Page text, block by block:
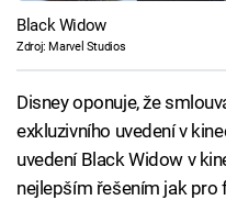
Black Widow
Zdroj: Marvel Studios
Disney oponuje, že
exkluzivního uvedení v
uvedení Black Widow v
nejlepším řešením jak pro